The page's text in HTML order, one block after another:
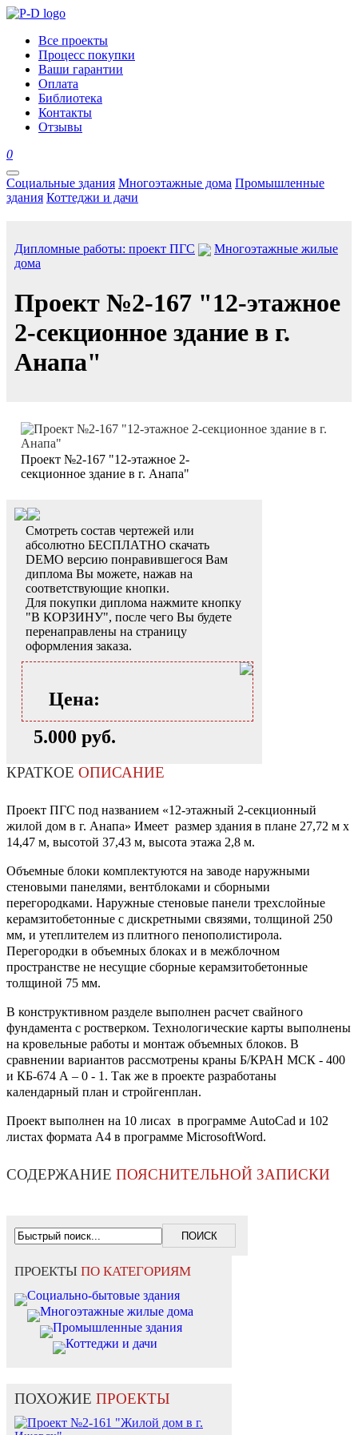
Все проекты
Процесс покупки
Ваши гарантии
Оплата
Библиотека
Контакты
Отзывы
0
Социальные здания Многоэтажные дома Промышленные
здания Коттеджи и дачи
Дипломные работы: проект ПГС
Многоэтажные жилые
дома
Проект №2-167 "12-этажное
2-секционное здание в г.
Анапа"
Проект №2-167 "12-этажное 2-
секционное здание в г. Анапа"
Смотреть состав чертежей или
абсолютно БЕСПЛАТНО скачать
DEMO версию понравившегося Вам
диплома Вы можете, нажав на
соответствующие кнопки.
Для покупки диплома нажмите кнопку
"В КОРЗИНУ", после чего Вы будете
перенаправлены на страницу
оформления заказа.
Цена:
5.000 руб.
КРАТКОЕ ОПИСАНИЕ
Проект ПГС под названием «12-этажный 2-секционный
жилой дом в г. Анапа» Имеет размер здания в плане 27,72 м x
14,47 м, высотой 37,43 м, высота этажа 2,8 м.
Объемные блоки комплектуются на заводе наружными
стеновыми панелями, вентблоками и сборными
перегородками. Наружные стеновые панели трехслойные
керамзитобетонные с дискретными связями, толщиной 250
мм, и утеплителем из плитного пенополистирола.
Перегородки в объемных блоках и в межблочном
пространстве не несущие сборные керамзитобетонные
толщиной 75 мм.
В конструктивном разделе выполнен расчет свайного
фундамента с ростверком. Технологические карты выполнены
на кровельные работы и монтаж объемных блоков. В
сравнении вариантов рассмотрены краны Б/КРАН МСК - 400
и КБ-674 А – 0 - 1. Так же в проекте разработаны
календарный план и стройгенплан.
Проект выполнен на 10 лисах в программе AutoCad и 102
листах формата А4 в программе MicrosoftWord.
СОДЕРЖАНИЕ ПОЯСНИТЕЛЬНОЙ ЗАПИСКИ
ПРОЕКТЫ ПО КАТЕГОРИЯМ
Социально-бытовые здания
Многоэтажные жилые дома
Промышленные здания
Коттеджи и дачи
ПОХОЖИЕ ПРОЕКТЫ